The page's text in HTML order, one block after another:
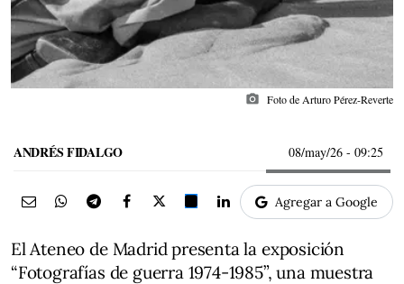
photo_camera Foto de Arturo Pérez-Reverte
ANDRÉS FIDALGO 08/may/26 - 09:25
Agregar a Google
El Ateneo de Madrid presenta la exposición
“Fotografías de guerra 1974-1985”, una muestra